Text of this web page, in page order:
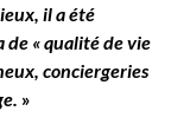
il a été
de « qualité de vie
conciergeries
»